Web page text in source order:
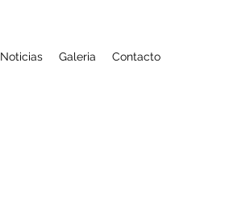
Noticias Galeria Contacto